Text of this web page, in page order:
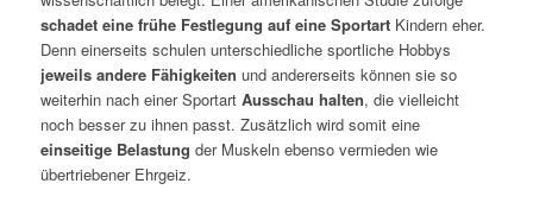
schadet eine frühe Festlegung auf eine Sportart Kindern eher.
Denn einerseits schulen unterschiedliche sportliche Hobbys
jeweils andere Fähigkeiten und andererseits können sie so
weiterhin nach einer Sportart Ausschau halten, die vielleicht
noch besser zu ihnen passt. Zusätzlich wird somit eine
einseitige Belastung der Muskeln ebenso vermieden wie
übertriebener Ehrgeiz.